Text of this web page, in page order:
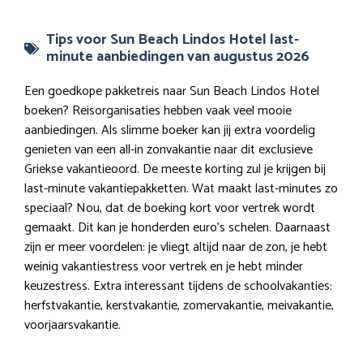
Tips voor Sun Beach Lindos Hotel last-
minute aanbiedingen van augustus 2026
Een goedkope pakketreis naar Sun Beach Lindos Hotel
boeken? Reisorganisaties hebben vaak veel mooie
aanbiedingen. Als slimme boeker kan jij extra voordelig
genieten van een all-in zonvakantie naar dit exclusieve
Griekse vakantieoord. De meeste korting zul je krijgen bij
last-minute vakantiepakketten. Wat maakt last-minutes zo
speciaal? Nou, dat de boeking kort voor vertrek wordt
gemaakt. Dit kan je honderden euro’s schelen. Daarnaast
zijn er meer voordelen: je vliegt altijd naar de zon, je hebt
weinig vakantiestress voor vertrek en je hebt minder
keuzestress. Extra interessant tijdens de schoolvakanties:
herfstvakantie, kerstvakantie, zomervakantie, meivakantie,
voorjaarsvakantie.